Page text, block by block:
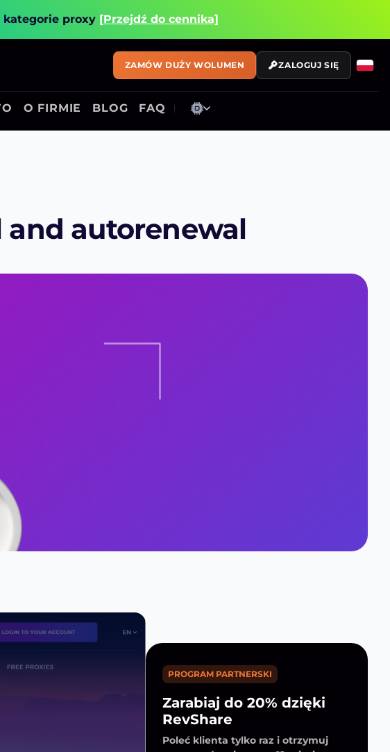
kategorie proxy [Przejdź do cennika]
O FIRMIE BLOG FAQ
ZAMÓW DUŻY WOLUMEN ZALOGUJ SIĘ
and autorenewal
PROGRAM PARTNERSKI
Zarabiaj do 20% dzięki
RevShare
Poleć klienta tylko raz i otrzymuj